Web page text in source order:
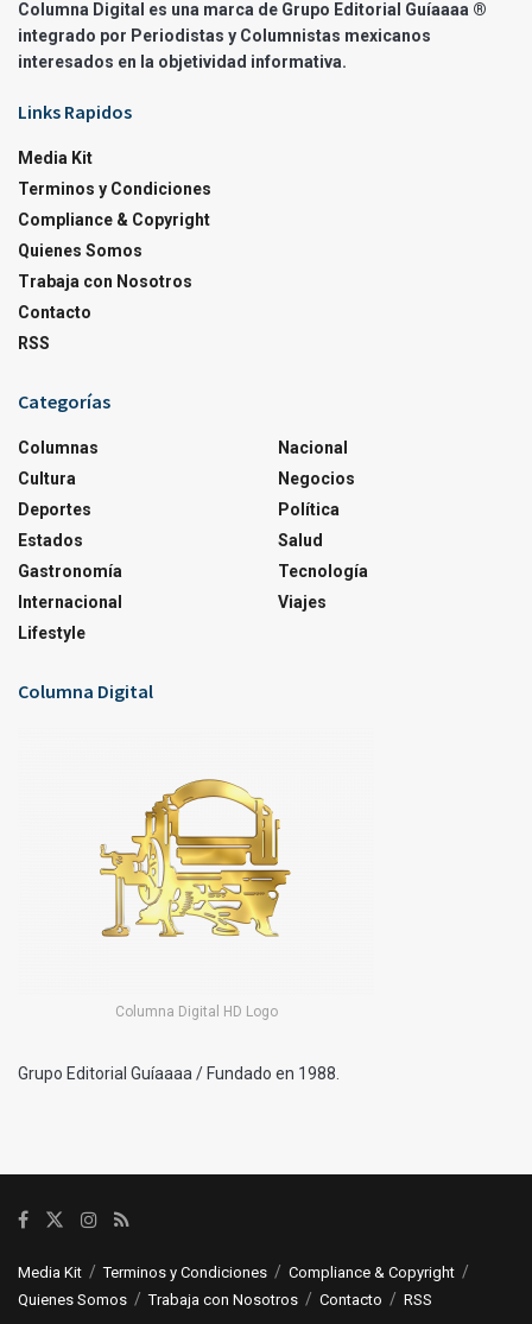
Columna Digital es una marca de Grupo Editorial Guíaaaa ®
integrado por Periodistas y Columnistas mexicanos
interesados en la objetividad informativa.
Links Rapidos
Media Kit
Terminos y Condiciones
Compliance & Copyright
Quienes Somos
Trabaja con Nosotros
Contacto
RSS
Categorías
Columnas
Cultura
Deportes
Estados
Gastronomía
Internacional
Lifestyle
Nacional
Negocios
Política
Salud
Tecnología
Viajes
Columna Digital
Columna Digital HD Logo
Grupo Editorial Guíaaaa / Fundado en 1988.
Media Kit Terminos y Condiciones
Compliance & Copyright
Quienes Somos
Trabaja con Nosotros Contacto RSS